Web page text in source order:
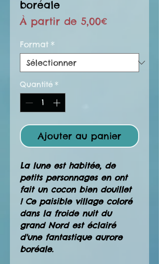
boréale
À partir de 5,00€
Format *
Quantité *
Ajouter au panier
La lune est habitée, de
petits personnages en ont
fait un cocon bien douillet
! Ce paisible village coloré
dans la froide nuit du
grand Nord est éclairé
d'une fantastique aurore
boréale.